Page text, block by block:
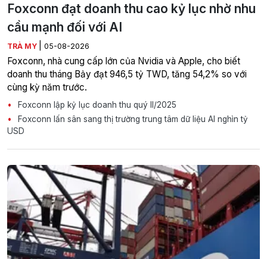
Foxconn đạt doanh thu cao kỷ lục nhờ nhu
cầu mạnh đối với AI
TRÀ MY 05-08-2026
Foxconn, nhà cung cấp lớn của Nvidia và Apple, cho biết
doanh thu tháng Bảy đạt 946,5 tỷ TWD, tăng 54,2% so với
cùng kỳ năm trước.
Foxconn lập kỷ lục doanh thu quý II/2025
Foxconn lấn sân sang thị trường trung tâm dữ liệu AI nghìn tỷ
USD